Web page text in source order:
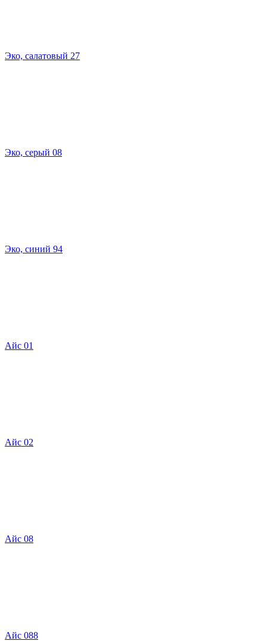
Эко, салатовый 27
Эко, серый 08
Эко, синий 94
Айс 01
Айс 02
Айс 08
Айс 088